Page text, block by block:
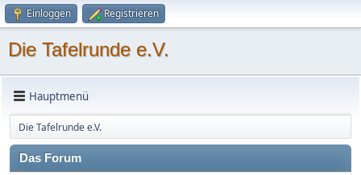
Einloggen Registrieren
Die Tafelrunde e.V.
Hauptmenü
Die Tafelrunde e.V.
Das Forum